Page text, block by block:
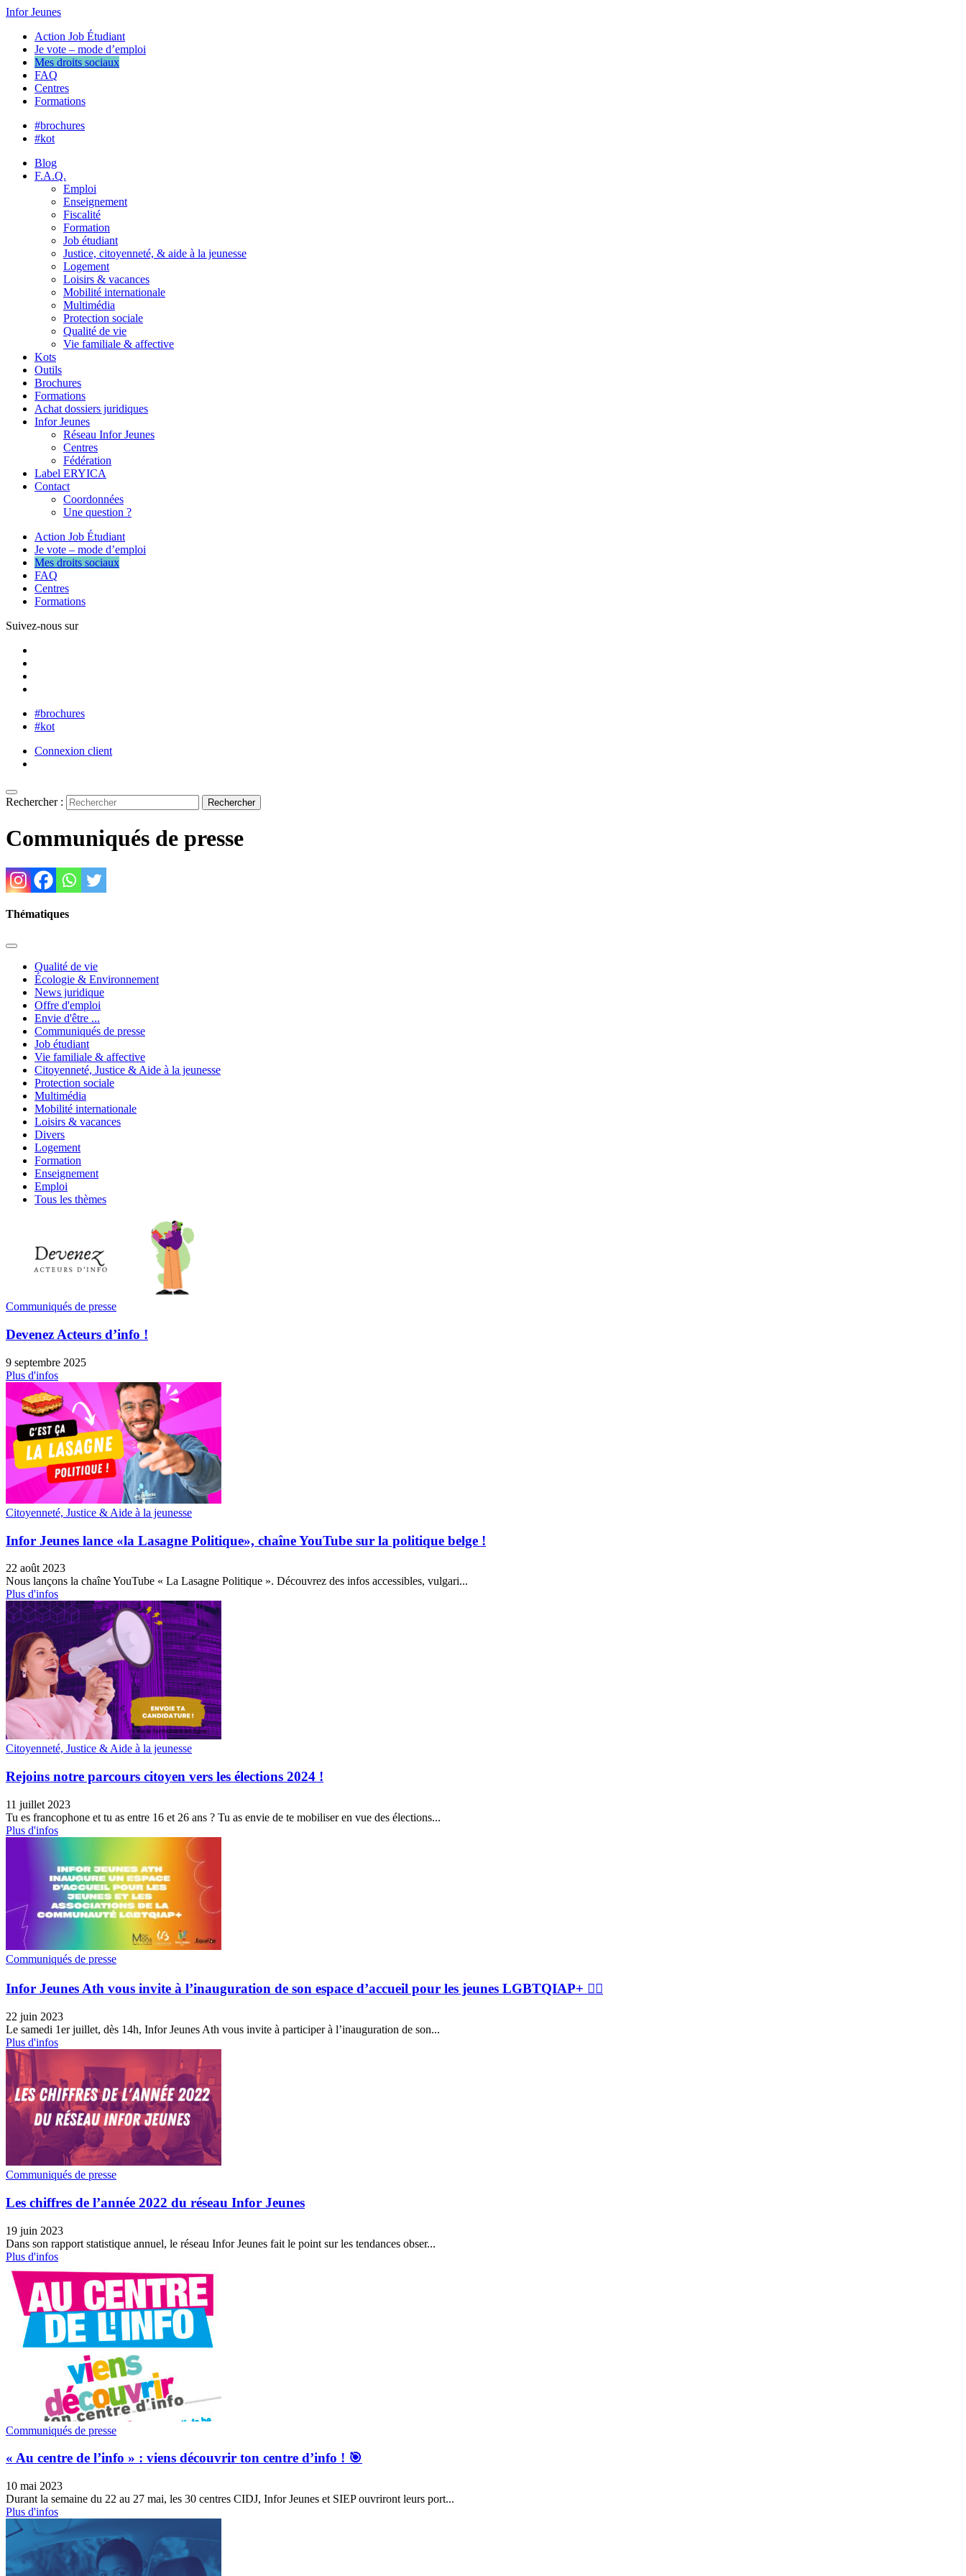
Infor Jeunes
Action Job Étudiant
Je vote – mode d’emploi
Mes droits sociaux
FAQ
Centres
Formations
#brochures
#kot
Blog
F.A.Q.
Emploi
Enseignement
Fiscalité
Formation
Job étudiant
Justice, citoyenneté, & aide à la jeunesse
Logement
Loisirs & vacances
Mobilité internationale
Multimédia
Protection sociale
Qualité de vie
Vie familiale & affective
Kots
Outils
Brochures
Formations
Achat dossiers juridiques
Infor Jeunes
Réseau Infor Jeunes
Centres
Fédération
Label ERYICA
Contact
Coordonnées
Une question ?
Action Job Étudiant
Je vote – mode d’emploi
Mes droits sociaux
FAQ
Centres
Formations
Suivez-nous sur
#brochures
#kot
Connexion client
Rechercher :
Communiqués de presse
Thématiques
Qualité de vie
Écologie & Environnement
News juridique
Offre d'emploi
Envie d'être ...
Communiqués de presse
Job étudiant
Vie familiale & affective
Citoyenneté, Justice & Aide à la jeunesse
Protection sociale
Multimédia
Mobilité internationale
Loisirs & vacances
Divers
Logement
Formation
Enseignement
Emploi
Tous les thèmes
Communiqués de presse
Devenez Acteurs d’info !
9 septembre 2025
Plus d'infos
Citoyenneté, Justice & Aide à la jeunesse
Infor Jeunes lance «la Lasagne Politique», chaîne YouTube sur la politique belge !
22 août 2023
Nous lançons la chaîne YouTube « La Lasagne Politique ». Découvrez des infos accessibles, vulgari...
Plus d'infos
Citoyenneté, Justice & Aide à la jeunesse
Rejoins notre parcours citoyen vers les élections 2024 !
11 juillet 2023
Tu es francophone et tu as entre 16 et 26 ans ? Tu as envie de te mobiliser en vue des élections...
Plus d'infos
Communiqués de presse
Infor Jeunes Ath vous invite à l’inauguration de son espace d’accueil pour les jeunes LGBTQIAP+ 🏳️‍🌈
22 juin 2023
Le samedi 1er juillet, dès 14h, Infor Jeunes Ath vous invite à participer à l’inauguration de son...
Plus d'infos
Communiqués de presse
Les chiffres de l’année 2022 du réseau Infor Jeunes
19 juin 2023
Dans son rapport statistique annuel, le réseau Infor Jeunes fait le point sur les tendances obser...
Plus d'infos
Communiqués de presse
« Au centre de l’info » : viens découvrir ton centre d’info ! 🎯
10 mai 2023
Durant la semaine du 22 au 27 mai, les 30 centres CIDJ, Infor Jeunes et SIEP ouvriront leurs port...
Plus d'infos